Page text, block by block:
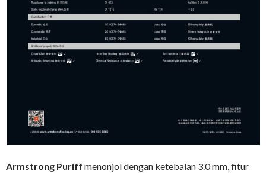
Armstrong Puriff menonjol dengan ketebalan 3.0 mm, fitur